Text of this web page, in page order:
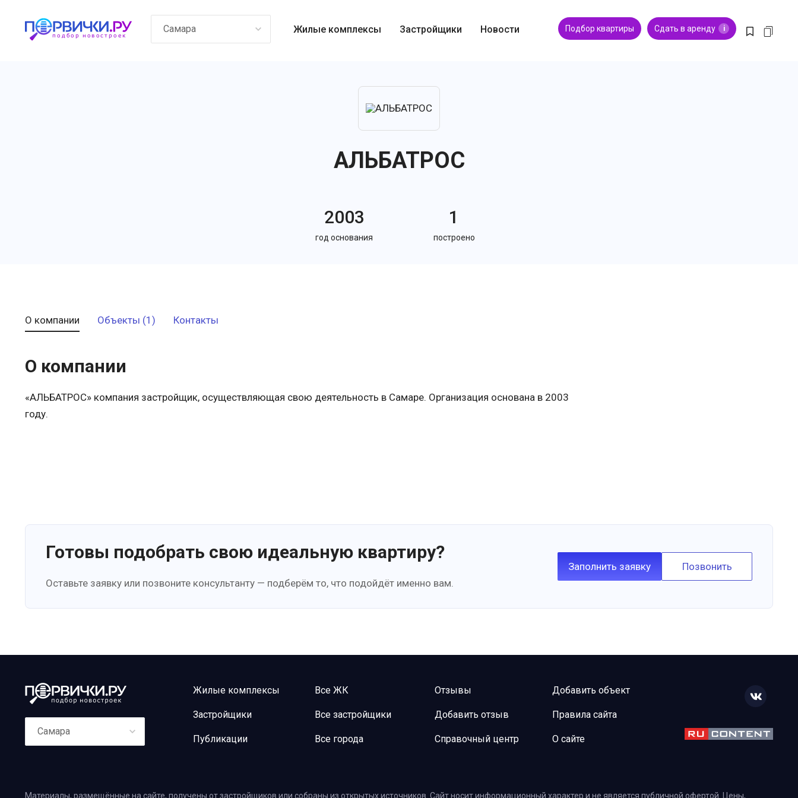
Самара Жилые комплексы Застройщики Новости Подбор квартиры Сдать в аренду i
АЛЬБАТРОС
2003
год основания
1
построено
О компании Объекты (1) Контакты
О компании
«АЛЬБАТРОС» компания застройщик, осуществляющая свою деятельность в Самаре. Организация основана в 2003
году.
Готовы подобрать свою идеальную квартиру?
Оставьте заявку или позвоните консультанту — подберём то, что подойдёт именно вам.
Заполнить заявку Позвонить
Самара
Жилые комплексы
Застройщики
Публикации
Все ЖК
Все застройщики
Все города
Отзывы
Добавить отзыв
Справочный центр
Добавить объект
Правила сайта
О сайте
Материалы, размещённые на сайте, получены от застройщиков или собраны из открытых источников. Сайт носит информационный характер и не является публичной офертой. Цены,